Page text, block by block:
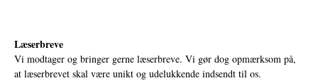
Læserbreve
Vi modtager og bringer gerne læserbreve. Vi gør dog opmærksom på,
at læserbrevet skal være unikt og udelukkende indsendt til os.